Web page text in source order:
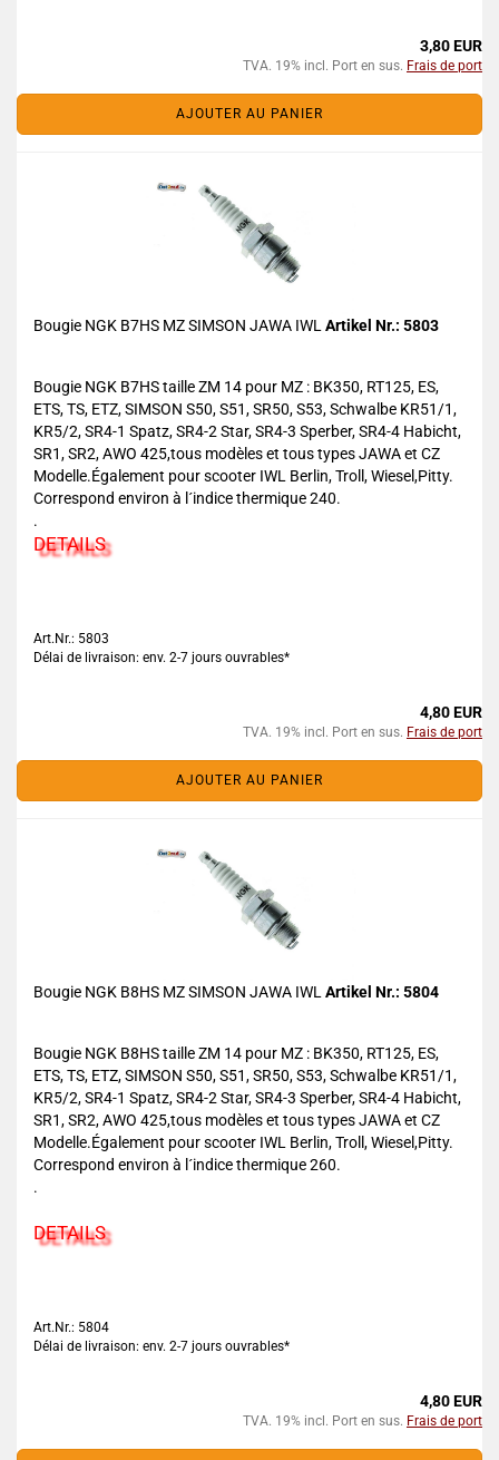
3,80 EUR
TVA. 19% incl. Port en sus. Frais de port
AJOUTER AU PANIER
Bougie NGK B7HS MZ SIMSON JAWA IWL Artikel Nr.: 5803
Bougie NGK B7HS taille ZM 14 pour MZ : BK350, RT125, ES,
ETS, TS, ETZ, SIMSON S50, S51, SR50, S53, Schwalbe KR51/1,
KR5/2, SR4-1 Spatz, SR4-2 Star, SR4-3 Sperber, SR4-4 Habicht,
SR1, SR2, AWO 425,tous modèles et tous types JAWA et CZ
Modelle.Également pour scooter IWL Berlin, Troll, Wiesel,Pitty.
Correspond environ à l´indice thermique 240.
.
DETAILS
Art.Nr.: 5803
Délai de livraison: env. 2-7 jours ouvrables*
4,80 EUR
TVA. 19% incl. Port en sus. Frais de port
AJOUTER AU PANIER
Bougie NGK B8HS MZ SIMSON JAWA IWL Artikel Nr.: 5804
Bougie NGK B8HS taille ZM 14 pour MZ : BK350, RT125, ES,
ETS, TS, ETZ, SIMSON S50, S51, SR50, S53, Schwalbe KR51/1,
KR5/2, SR4-1 Spatz, SR4-2 Star, SR4-3 Sperber, SR4-4 Habicht,
SR1, SR2, AWO 425,tous modèles et tous types JAWA et CZ
Modelle.Également pour scooter IWL Berlin, Troll, Wiesel,Pitty.
Correspond environ à l´indice thermique 260.
.
DETAILS
Art.Nr.: 5804
Délai de livraison: env. 2-7 jours ouvrables*
4,80 EUR
TVA. 19% incl. Port en sus. Frais de port